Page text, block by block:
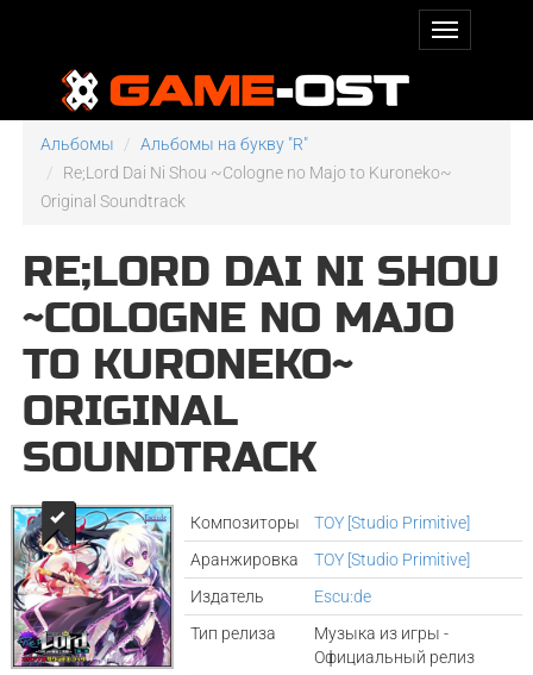
Альбомы
Альбомы на букву "R"
Re;Lord Dai Ni Shou ~Cologne no Majo to Kuroneko~
Original Soundtrack
RE;LORD DAI NI SHOU
~COLOGNE NO MAJO
TO KURONEKO~
ORIGINAL
SOUNDTRACK
Композиторы
TOY [Studio Primitive]
Аранжировка
TOY [Studio Primitive]
Издатель
Escu:de
Тип релиза
Музыка из игры -
Официальный релиз